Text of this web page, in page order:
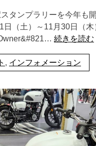
タンプラリーを今年も
日（土）～11月30日（木
続きを読む
, インフォメーション